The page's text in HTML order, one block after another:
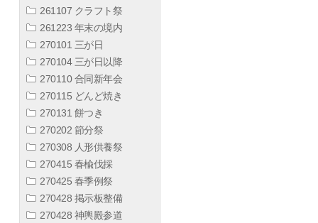
261107 クラフト祭
261223 年末の境内
270101 三が日
270104 三が日以降
270110 合同新年会
270115 どんど焼き
270131 餅つき
270202 節分祭
270308 人形供養祭
270415 春楡伐採
270425 春季例祭
270428 掲示板整備
270428 神輿殿参道